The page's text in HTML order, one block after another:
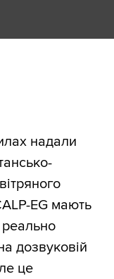
надали
EG мають
дозвуковій
це